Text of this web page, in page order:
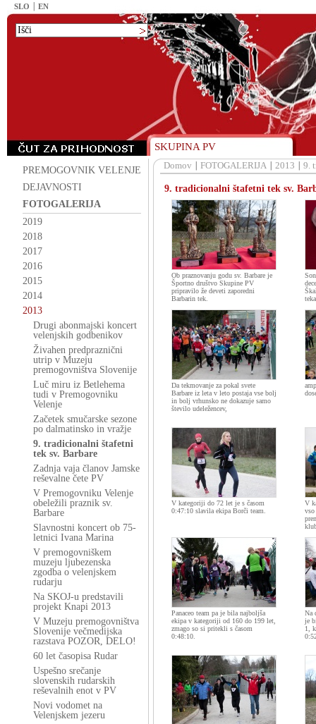
SLO EN
SKUPINA PV
PREMOGOVNIK VELENJE
DEJAVNOSTI
FOTOGALERIJA
2019
2018
2017
2016
2015
2014
2013
Drugi abonmajski koncert
velenjskih godbenikov
Živahen predpraznični
utrip v Muzeju
premogovništva Slovenije
Luč miru iz Betlehema
tudi v Premogovniku
Velenje
Začetek smučarske sezone
po dalmatinsko in vražje
9. tradicionalni štafetni
tek sv. Barbare
Zadnja vaja članov Jamske
reševalne čete PV
V Premogovniku Velenje
obeležili praznik sv.
Barbare
Slavnostni koncert ob 75-
letnici Ivana Marina
V premogovniškem
muzeju ljubezenska
zgodba o velenjskem
rudarju
Na SKOJ-u predstavili
projekt Knapi 2013
V Muzeju premogovništva
Slovenije večmedijska
razstava POZOR, DELO!
60 let časopisa Rudar
Uspešno srečanje
slovenskih rudarskih
reševalnih enot v PV
Novi vodomet na
Velenjskem jezeru
Domov FOTOGALERIJA 2013 9.
9. tradicionalni štafetni tek sv.
Ob praznovanju godu sv. Barbare je
Športno društvo Skupine PV
pripravilo že deveti zaporedni
Barbarin tek.
Da tekmovanje za pokal svete
Barbare iz leta v leto postaja vse bolj
in bolj vrhunsko ne dokazuje samo
število udeležencev,
V kategoriji do 72 let je s časom
0:47:10 slavila ekipa Borči team.
V
vso
Panaceo team pa je bila najboljša
ekipa v kategoriji od 160 do 199 let,
zmago so si pritekli s časom
0:48:10.
Na
je
1,